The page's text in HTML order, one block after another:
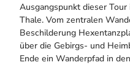
Ausgangspunkt dieser
Thale. Vom zentralen
Beschilderung
über die Gebirgs- und
Ende ein Wanderpfad in